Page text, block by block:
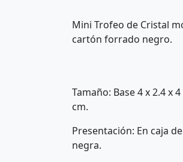
Mini Trofeo de Cristal
cartón forrado negro.
Tamaño: Base 4 x 2.4 x
cm.
Presentación: En caja
negra.